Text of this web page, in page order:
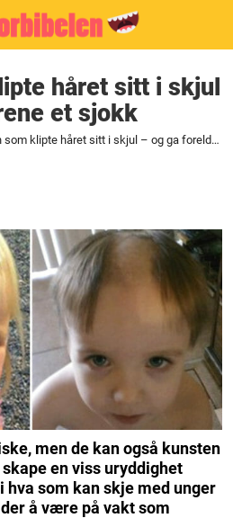
håret sitt i skjul
et sjokk
13 barn som klipte håret sitt i skjul – og ga foreldrene et sjokk
men de kan også kunsten
en viss uryddighet
som kan skje med unger
å være på vakt som